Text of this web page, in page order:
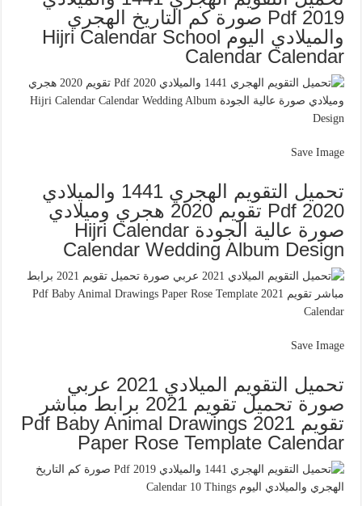
2019 Pdf صورة كم التاريخ الهجري
والميلادي اليوم Hijri Calendar School
Calendar Calendar
Save Image
تحميل التقويم الهجري 1441 والميلادي
2020 Pdf تقويم 2020 هجري وميلادي
صورة عالية الجودة Hijri Calendar
Calendar Wedding Album Design
Save Image
تحميل التقويم الميلادي 2021 عربي
صورة تحميل تقويم 2021 برابط مباشر
تقويم 2021 Pdf Baby Animal Drawings
Paper Rose Template Calendar